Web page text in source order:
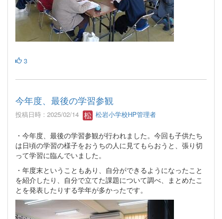
3
今年度、最後の学習参観
投稿日時 : 2025/02/14 松岩小学校HP管理者
・今年度、最後の学習参観が行われました。今回も子供たち
は日頃の学習の様子をおうちの人に見てもらおうと、張り切
って学習に臨んでいました。
・年度末ということもあり、自分ができるようになったこと
を紹介したり、自分で立てた課題について調べ、まとめたこ
とを発表したりする学年が多かったです。